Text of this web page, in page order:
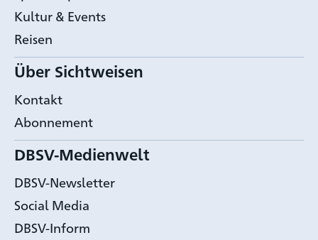
Kultur & Events
Reisen
Über Sichtweisen
Kontakt
Abonnement
DBSV-Medienwelt
DBSV-Newsletter
Social Media
DBSV-Inform